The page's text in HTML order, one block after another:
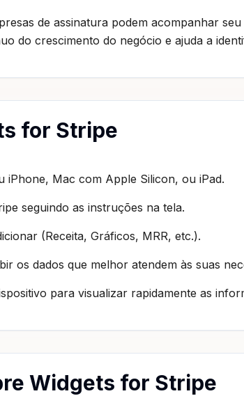
de assinatura podem acompanhar
do crescimento do negócio e ajuda a
for Stripe
iPhone, Mac com Apple Silicon, ou iPad.
seguindo as instruções na tela.
(Receita, Gráficos, MRR, etc.).
os dados que melhor atendem às suas
para visualizar rapidamente as
Widgets for Stripe